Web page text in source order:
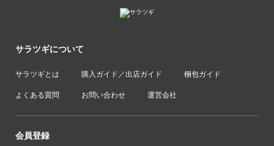
サラツギについて
サラツギとは 購入ガイド／出店ガイド 梱包ガイド
よくある質問 お問い合わせ 運営会社
会員登録